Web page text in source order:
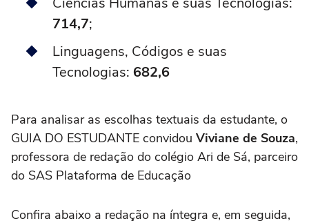
714,7;
Linguagens, Códigos e suas
Tecnologias: 682,6
Para analisar as escolhas textuais da estudante, o
GUIA DO ESTUDANTE convidou Viviane de Souza,
professora de redação do colégio Ari de Sá, parceiro
do SAS Plataforma de Educação
Confira abaixo a redação na íntegra e, em seguida,